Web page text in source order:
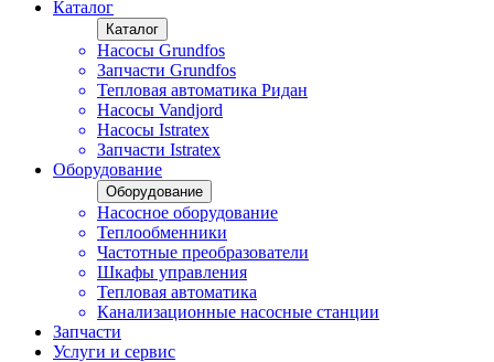
Каталог
Каталог
Насосы Grundfos
Запчасти Grundfos
Тепловая автоматика Ридан
Насосы Vandjord
Насосы Istratex
Запчасти Istratex
Оборудование
Оборудование
Насосное оборудование
Теплообменники
Частотные преобразователи
Шкафы управления
Тепловая автоматика
Канализационные насосные станции
Запчасти
Услуги и сервис